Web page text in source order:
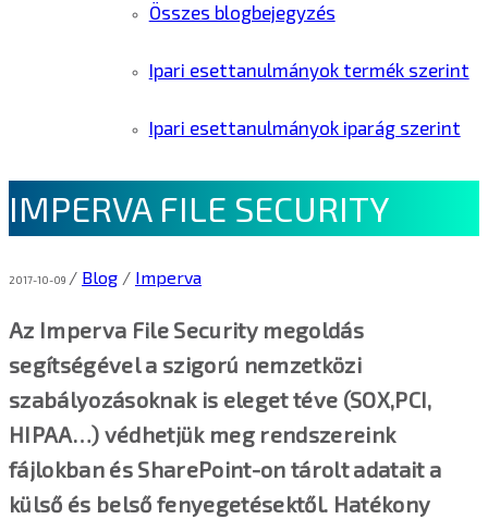
Összes blogbejegyzés
Ipari esettanulmányok termék szerint
Ipari esettanulmányok iparág szerint
IMPERVA FILE SECURITY
2017-10-09 / Blog / Imperva
Az Imperva File Security megoldás
segítségével a szigorú nemzetközi
szabályozásoknak is eleget téve (SOX,PCI,
HIPAA…) védhetjük meg rendszereink
fájlokban és SharePoint-on tárolt adatait a
külső és belső fenyegetésektől. Hatékony